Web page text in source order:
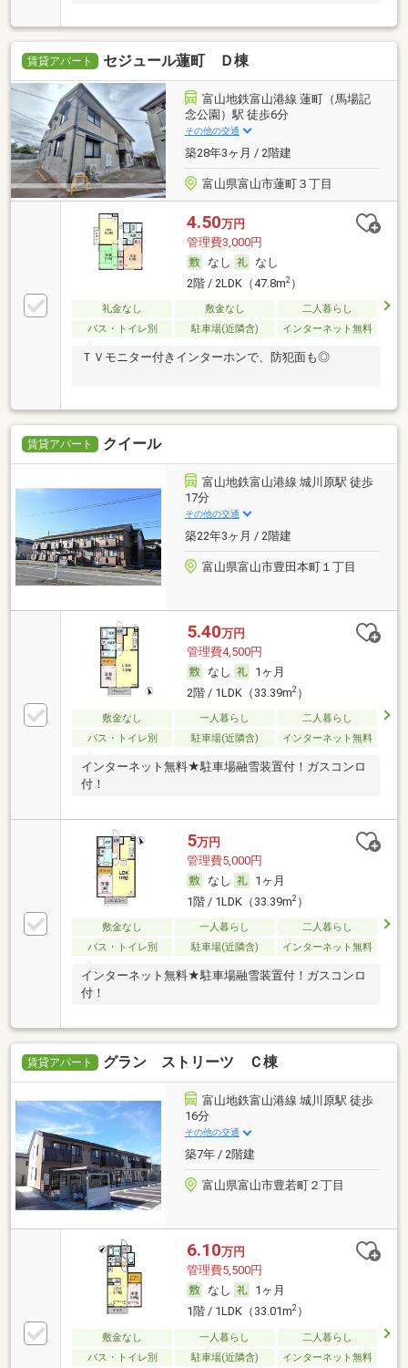
賃貸アパート セジュール蓮町 Ｄ棟
富山地鉄富山港線 蓮町（馬場記
念公園）駅 徒歩6分
その他の交通
築28年3ヶ月 / 2階建
富山県富山市蓮町３丁目
4.50万円
管理費3,000円
なし
なし
2階 / 2LDK（47.8m2）
礼金なし 敷金なし
二人暮らし
バス・トイレ別
駐車場(近隣含) インターネット無料
ＴＶモニター付きインターホンで、防犯面も◎
賃貸アパート クイール
富山地鉄富山港線 城川原駅 徒歩
17分
その他の交通
築22年3ヶ月 / 2階建
富山県富山市豊田本町１丁目
5.40万円
管理費4,500円
なし
1ヶ月
2階 / 1LDK（33.39m2）
敷金なし 一人暮らし
二人暮らし
バス・トイレ別
駐車場(近隣含) インターネット無料
インターネット無料★駐車場融雪装置付！ガスコンロ
付！
5万円
管理費5,000円
なし
1ヶ月
1階 / 1LDK（33.39m2）
敷金なし 一人暮らし
二人暮らし
バス・トイレ別
駐車場(近隣含) インターネット無料
インターネット無料★駐車場融雪装置付！ガスコンロ
付！
賃貸アパート グラン ストリーツ Ｃ棟
富山地鉄富山港線 城川原駅 徒歩
16分
その他の交通
築7年 / 2階建
富山県富山市豊若町２丁目
6.10万円
管理費5,500円
なし
1ヶ月
1階 / 1LDK（33.01m2）
敷金なし 一人暮らし
二人暮らし
バス・トイレ別
駐車場(近隣含) インターネット無料